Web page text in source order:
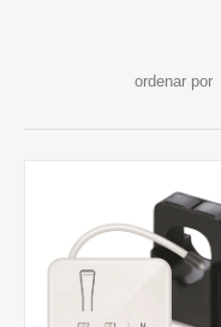
ordenar por